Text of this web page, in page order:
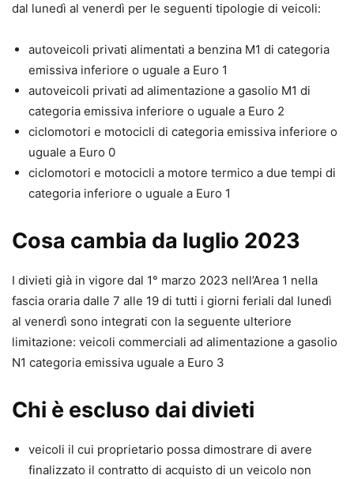
dal lunedì al venerdì per le seguenti tipologie di veicoli:
autoveicoli privati alimentati a benzina M1 di categoria
emissiva inferiore o uguale a Euro 1
autoveicoli privati ad alimentazione a gasolio M1 di
categoria emissiva inferiore o uguale a Euro 2
ciclomotori e motocicli di categoria emissiva inferiore o
uguale a Euro 0
ciclomotori e motocicli a motore termico a due tempi di
categoria inferiore o uguale a Euro 1
Cosa cambia da luglio 2023
I divieti già in vigore dal 1° marzo 2023 nell’Area 1 nella
fascia oraria dalle 7 alle 19 di tutti i giorni feriali dal lunedì
al venerdì sono integrati con la seguente ulteriore
limitazione: veicoli commerciali ad alimentazione a gasolio
N1 categoria emissiva uguale a Euro 3
Chi è escluso dai divieti
veicoli il cui proprietario possa dimostrare di avere
finalizzato il contratto di acquisto di un veicolo non